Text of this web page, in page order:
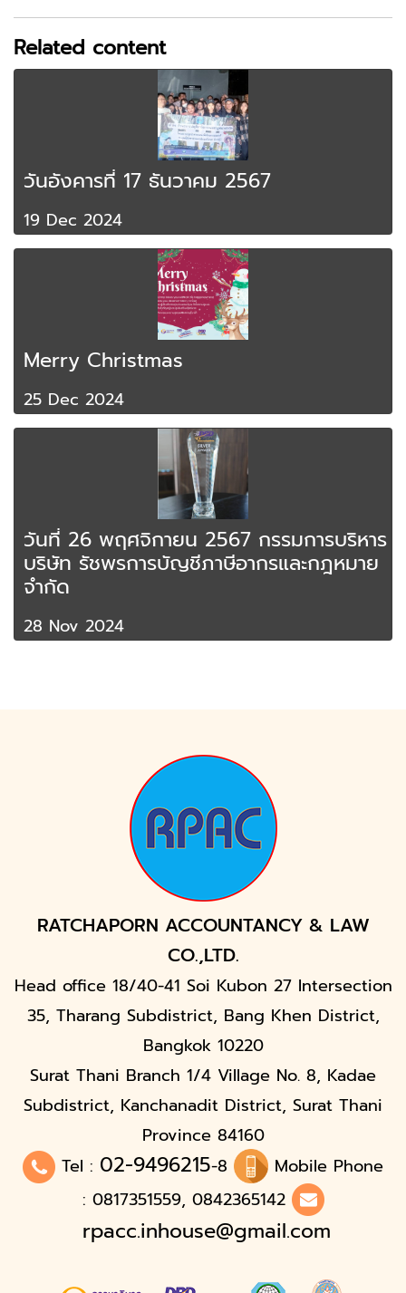
Related content
วันอังคารที่ 17 ธันวาคม 2567
19 Dec 2024
Merry Christmas
25 Dec 2024
วันที่ 26 พฤศจิกายน 2567 กรรมการบริหาร
บริษัท รัชพรการบัญชีภาษีอากรและกฎหมาย
จำกัด
28 Nov 2024
RATCHAPORN ACCOUNTANCY & LAW
CO.,LTD.
Head office 18/40-41 Soi Kubon 27 Intersection
35, Tharang Subdistrict, Bang Khen District,
Bangkok 10220
Surat Thani Branch 1/4 Village No. 8, Kadae
Subdistrict, Kanchanadit District, Surat Thani
Province 84160
Tel : 02-9496215-8
Mobile Phone
: 0817351559, 0842365142
rpacc.inhouse@gmail.com